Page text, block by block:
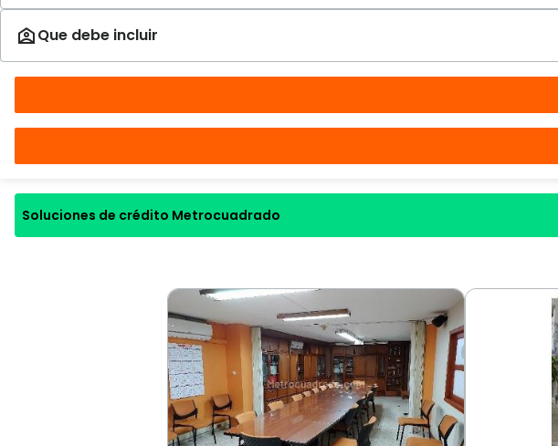
Soluciones de crédito Metrocuadrado